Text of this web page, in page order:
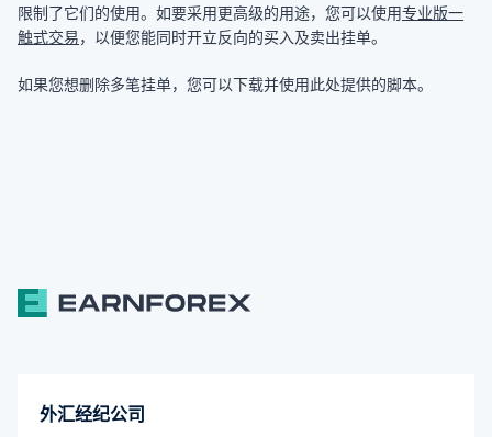
限制了它们的使用。如要采用更高级的用途，您可以使用专业版一
触式交易，以便您能同时开立反向的买入及卖出挂单。
如果您想删除多笔挂单，您可以下载并使用此处提供的脚本。
外汇经纪公司